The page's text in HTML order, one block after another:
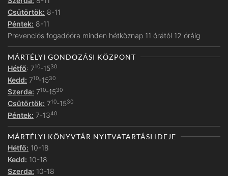
Csütörtök: 8-11
Péntek: 8-11
Prevenciós fogadóóra minden hétköznap 11 órától 12 óráig
MÁRTÉLYI GONDOZÁSI KÖZPONT
Hétfő: 710-1530
Kedd: 710-1530
Szerda: 710-1530
Csütörtök: 710-1530
Péntek: 7-1340
MÁRTÉLYI KÖNYVTÁR NYITVATARTÁSI IDEJE
Hétfő: 10-18
Kedd: 10-18
Szerda: 10-18